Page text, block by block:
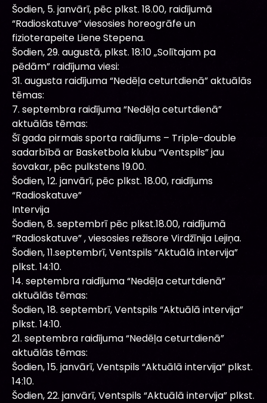
Šodien, 5. janvārī, pēc plkst. 18.00, raidījumā
“Radioskatuve” viesosies horeogrāfe un
fizioterapeite Liene Stepena.
Šodien, 29. augustā, plkst. 18:10 „Solītajam pa
pēdām” raidījuma viesi:
31. augusta raidījuma “Nedēļa ceturtdienā” aktuālās
tēmas:
7. septembra raidījuma “Nedēļa ceturtdienā”
aktuālās tēmas:
Šī gada pirmais sporta raidījums – Triple-double
sadarbībā ar Basketbola klubu “Ventspils” jau
šovakar, pēc pulkstens 19.00.
Šodien, 12. janvārī, pēc plkst. 18.00, raidījums
“Radioskatuve”
Intervija
Šodien, 8. septembrī pēc plkst.18.00, raidījumā
“Radioskatuve” , viesosies režisore Virdžīnija Lejiņa.
Šodien, 11.septembrī, Ventspils “Aktuālā intervija”
plkst. 14:10.
14. septembra raidījuma “Nedēļa ceturtdienā”
aktuālās tēmas:
Šodien, 18. septembrī, Ventspils “Aktuālā intervija”
plkst. 14:10.
21. septembra raidījuma “Nedēļa ceturtdienā”
aktuālās tēmas:
Šodien, 15. janvārī, Ventspils “Aktuālā intervija” plkst.
14:10.
Šodien, 22. janvārī, Ventspils “Aktuālā intervija” plkst.